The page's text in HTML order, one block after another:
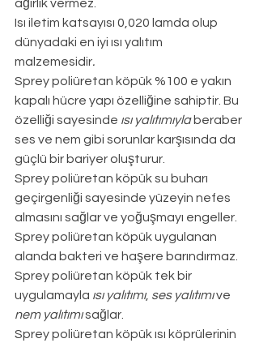
ağırlık vermez.
Isı iletim katsayısı 0,020 lamda olup
dünyadaki en iyi ısı yalıtım
malzemesidir.
Sprey poliüretan köpük %100 e yakın
kapalı hücre yapı özelliğine sahiptir. Bu
özelliği sayesinde ısı yalıtımıyla beraber
ses ve nem gibi sorunlar karşısında da
güçlü bir bariyer oluşturur.
Sprey poliüretan köpük su buharı
geçirgenliği sayesinde yüzeyin nefes
almasını sağlar ve yoğuşmayı engeller.
Sprey poliüretan köpük uygulanan
alanda bakteri ve haşere barındırmaz.
Sprey poliüretan köpük tek bir
uygulamayla ısı yalıtımı, ses yalıtımı ve
nem yalıtımı sağlar.
Sprey poliüretan köpük ısı köprülerinin